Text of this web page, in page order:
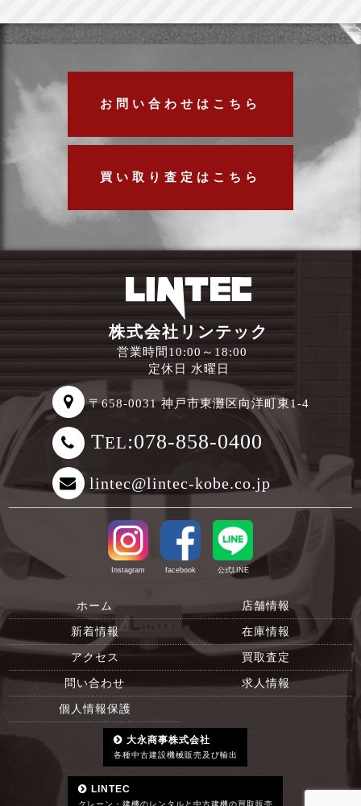
お問い合わせはこちら
買い取り査定はこちら
株式会社リンテック
営業時間10:00～18:00
定休日 水曜日
〒658-0031 神戸市東灘区向洋町東1-4
TEL:078-858-0400
lintec@lintec-kobe.co.jp
Instagram facebook 公式LINE
ホーム 店舗情報
新着情報 在庫情報
アクセス 買取査定
問い合わせ 求人情報
個人情報保護
大永商事株式会社
各種中古建設機械販売及び輸出
LINTEC
クレーン・建機のレンタルと中古建機の買取販売